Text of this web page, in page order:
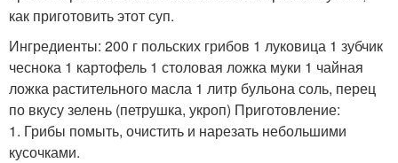
как приготовить этот суп.
Ингредиенты: 200 г польских грибов 1 луковица 1 зубчик
чеснока 1 картофель 1 столовая ложка муки 1 чайная
ложка растительного масла 1 литр бульона соль, перец
по вкусу зелень (петрушка, укроп) Приготовление:
1. Грибы помыть, очистить и нарезать небольшими
кусочками.